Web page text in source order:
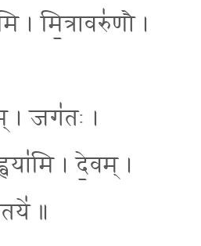
। मि॒त्रावरु॑णौ ।
। जग॑तः ।
। दे॒वम् ।
॥